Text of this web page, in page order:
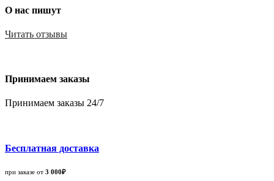
О нас пишут
Читать отзывы
Принимаем заказы
Принимаем заказы 24/7
Бесплатная доставка
при заказе от 3 000₽